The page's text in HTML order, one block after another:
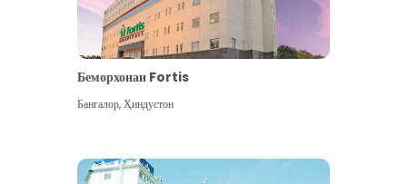
Беморхонаи Fortis
Бангалор,Ҳиндустон